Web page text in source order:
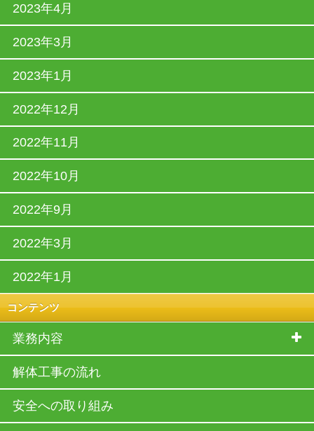
2023年4月
2023年3月
2023年1月
2022年12月
2022年11月
2022年10月
2022年9月
2022年3月
2022年1月
コンテンツ
業務内容
解体工事の流れ
安全への取り組み